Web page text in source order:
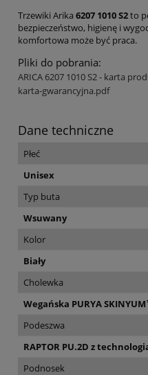
Trzewiki Arika 6207 1010 S2to
bezpieczeństwo, higienę i
komfortowa może być praca.
Pliki do pobrania:
ARICA 6207 1010 S2 - karta
karta-gwarancyjna.pdf
Dane techniczne
Płeć
Unisex
Typ buta
Wsuwany
Kolor
Biały
Cholewka
Wegańska PURYA
Podeszwa
RAPTOR PU.2D z
Podnosek